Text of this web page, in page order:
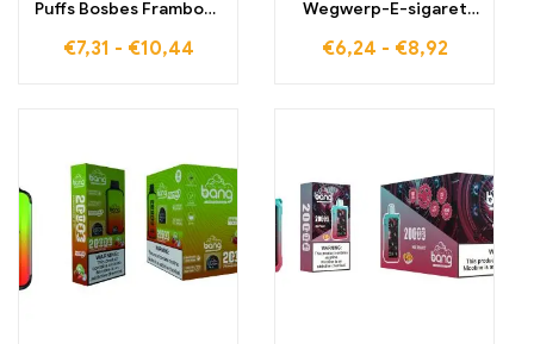
Puffs Bosbes Framboos
balans tussen zoete
€7,31 - €10,44
Wegwerp-E-sigaret
biedt u maximale
€6,24 - €8,92